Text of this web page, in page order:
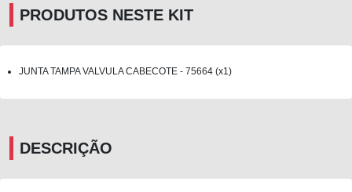
PRODUTOS NESTE KIT
JUNTA TAMPA VALVULA CABECOTE - 75664 (x1)
DESCRIÇÃO